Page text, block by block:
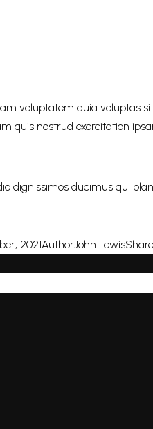
voluptatem quia voluptas
quis nostrud exercitation
dignissimos ducimus qui
2021AuthorJohn LewisShare